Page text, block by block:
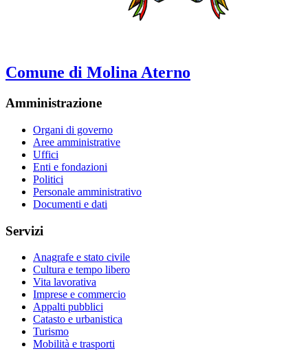
Comune di Molina Aterno
Amministrazione
Organi di governo
Aree amministrative
Uffici
Enti e fondazioni
Politici
Personale amministrativo
Documenti e dati
Servizi
Anagrafe e stato civile
Cultura e tempo libero
Vita lavorativa
Imprese e commercio
Appalti pubblici
Catasto e urbanistica
Turismo
Mobilità e trasporti